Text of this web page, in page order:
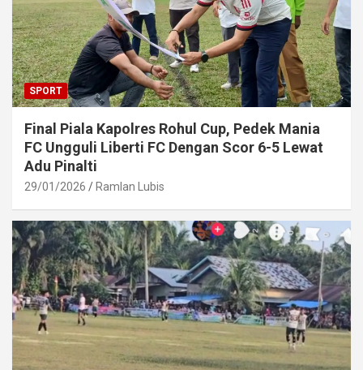
SPORT
Final Piala Kapolres Rohul Cup, Pedek Mania
FC Ungguli Liberti FC Dengan Scor 6-5 Lewat
Adu Pinalti
29/01/2026 Ramlan Lubis